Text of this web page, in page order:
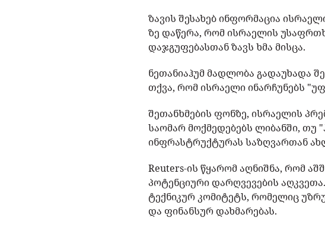
ზავის შესახებ ინფორმაცია
ზე დაწერა, რომ ისრაელის
დაჯგუფებასთან ზავს ხმა მისცა.
ნეთანიაჰუმ მადლობა გადაუხადა
თქვა, რომ ისრაელი ინარჩუნებს
შეთანხმების ფონზე, ისრაელის
საომარ მოქმედებებს ლიბანში, თუ
ინფრასტრუქტურას საზღვართან
Reuters-ის წყარომ აღნიშნა, რომ
პოტენციური დარღვევების
ტექნიკურ კომიტეტს, რომელიც
და ფინანსურ დახმარებას.